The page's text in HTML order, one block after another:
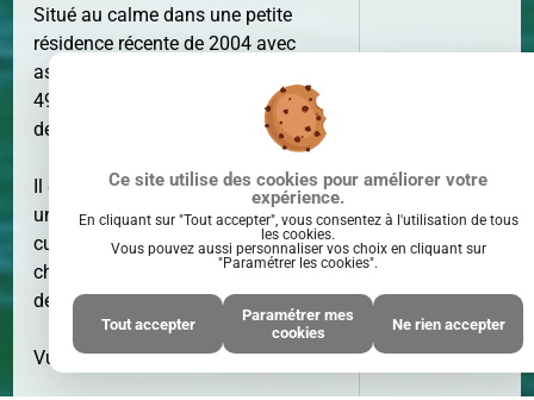
Situé au calme dans une petite
résidence récente de 2004 avec
ascenseur, appartement 2 pièces de
49 m² habitable offrant une terrasse
de 8 m² et un garage.
Il comprend une entrée avec placard,
un séjour lumineux de 21 m², une
cuisine ( possibilité cuisine US ), une
chambre avec rangement, une salle
de bains et un WC indépendant.
Vue dégagée - Calme assuré !
PIÈCE(S)2
Ce site utilise des cookies pour améliorer votre
expérience.
En cliquant sur "Tout accepter", vous consentez à l'utilisation de tous
les cookies.
Vous pouvez aussi personnaliser vos choix en cliquant sur
"Paramétrer les cookies".
Tout accepter
Paramétrer mes
cookies
Ne rien accepter